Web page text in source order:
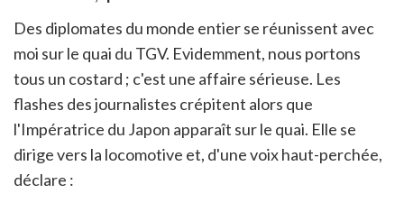
Des diplomates du monde entier se réunissent avec
moi sur le quai du TGV. Evidemment, nous portons
tous un costard ; c'est une affaire sérieuse. Les
flashes des journalistes crépitent alors que
l'Impératrice du Japon apparaît sur le quai. Elle se
dirige vers la locomotive et, d'une voix haut-perchée,
déclare :